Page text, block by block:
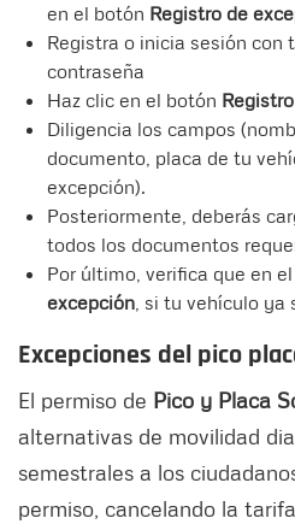
en el botón Registro de
Registra o inicia sesión con
contraseña
Haz clic en el botón
Diligencia los campos
documento, placa de tu
excepción).
Posteriormente, deberás
todos los documentos
Por último, verifica que en
excepción, si tu vehículo ya
Excepciones del pico
El permiso de Pico y Placa
alternativas de movilidad
semestrales a los
permiso, cancelando la